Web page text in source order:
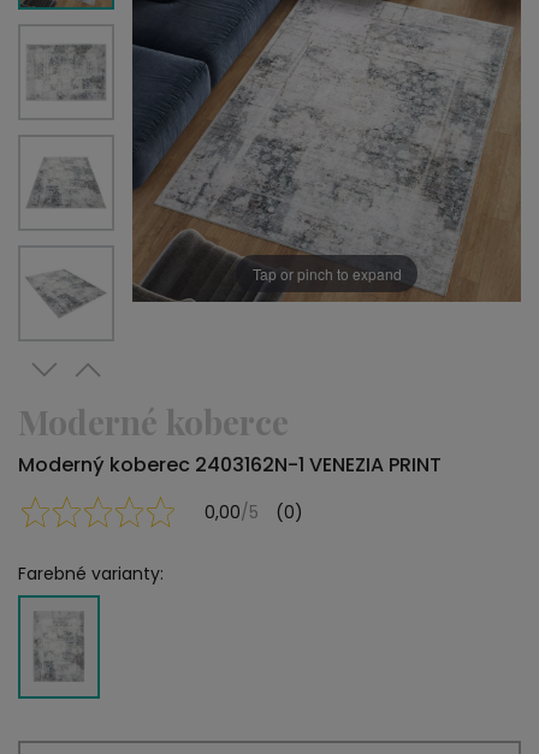
Tap or pinch to expand
Moderné koberce
Moderný koberec 2403162N-1 VENEZIA PRINT
0,00/5 (0)
Farebné varianty: